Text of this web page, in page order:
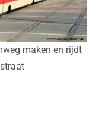
maken en rijdt